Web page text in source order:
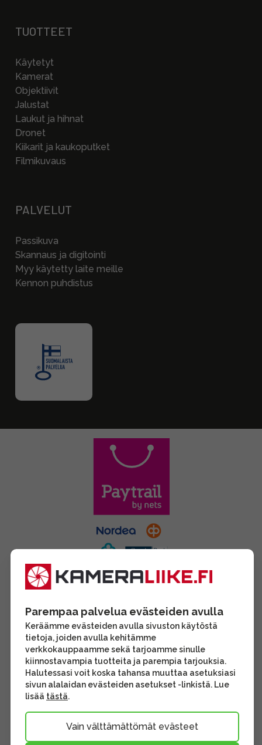
TUOTTEET
Käytetyt
Kamerat
Objektiivit
Jalustat
Laukut ja hihnat
Dronet
Kiikarit ja kaukoputket
Filmikuvaus
PALVELUT
Passikuva
Skannaus ja digitointi
Myy käytetty laite meille
Kennon puhdistus
Parempaa palvelua evästeiden avulla
Keräämme evästeiden avulla sivuston käytöstä
tietoja, joiden avulla kehitämme
verkkokauppaamme sekä tarjoamme sinulle
kiinnostavampia tuotteita ja parempia tarjouksia.
Halutessasi voit koska tahansa muuttaa asetuksiasi
sivun alalaidan evästeiden asetukset -linkistä. Lue
lisää tästä.
Vain välttämättömät evästeet